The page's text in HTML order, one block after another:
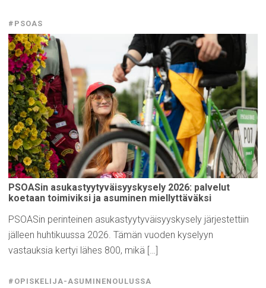
#PSOAS
PSOASin asukastyytyväisyyskysely 2026: palvelut
koetaan toimiviksi ja asuminen miellyttäväksi
PSOASin perinteinen asukastyytyväisyyskysely järjestettiin
jälleen huhtikuussa 2026. Tämän vuoden kyselyyn
vastauksia kertyi lähes 800, mikä […]
#OPISKELIJA-ASUMINENOULUSSA